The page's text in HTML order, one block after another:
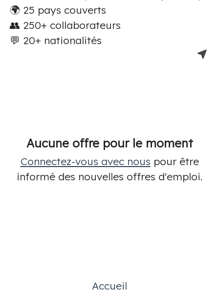
🌍 25 pays couverts
👥 250+ collaborateurs
💬 20+ nationalités
Aucune offre pour le moment
Connectez-vous avec nous pour être
informé des nouvelles offres d'emploi.
Accueil